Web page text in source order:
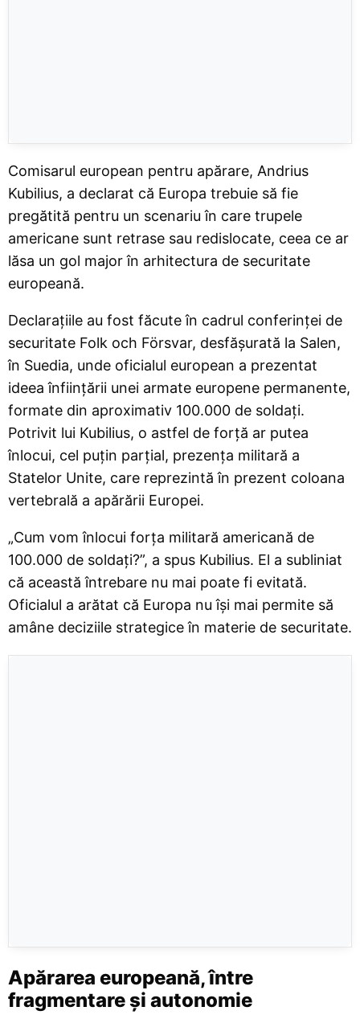
Comisarul european pentru apărare, Andrius
Kubilius, a declarat că Europa trebuie să fie
pregătită pentru un scenariu în care trupele
americane sunt retrase sau redislocate, ceea ce ar
lăsa un gol major în arhitectura de securitate
europeană.
Declarațiile au fost făcute în cadrul conferinței de
securitate Folk och Försvar, desfășurată la Salen,
în Suedia, unde oficialul european a prezentat
ideea înființării unei armate europene permanente,
formate din aproximativ 100.000 de soldați.
Potrivit lui Kubilius, o astfel de forță ar putea
înlocui, cel puțin parțial, prezența militară a
Statelor Unite, care reprezintă în prezent coloana
vertebrală a apărării Europei.
„Cum vom înlocui forța militară americană de
100.000 de soldați?”, a spus Kubilius. El a subliniat
că această întrebare nu mai poate fi evitată.
Oficialul a arătat că Europa nu își mai permite să
amâne deciziile strategice în materie de securitate.
Apărarea europeană, între
fragmentare și autonomie